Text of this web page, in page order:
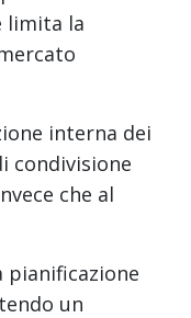
limita la
interna dei
condivisione
che al
un